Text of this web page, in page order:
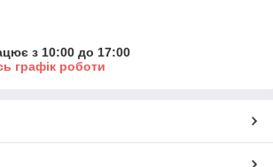
з 10:00 до 17:00
графік роботи